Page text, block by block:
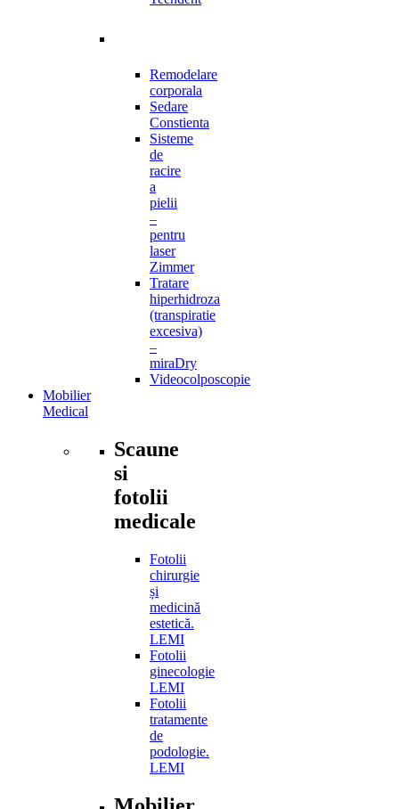
Remodelare
corporala
Sedare
Constienta
Sisteme
de
racire
a
pielii
–
pentru
laser
Zimmer
Tratare
hiperhidroza
(transpiratie
excesiva)
–
miraDry
Videocolposcopie
Mobilier
Medical
Scaune
si
fotolii
medicale
Fotolii
chirurgie
și
medicină
estetică.
LEMI
Fotolii
ginecologie
LEMI
Fotolii
tratamente
de
podologie.
LEMI